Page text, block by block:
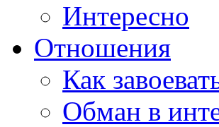
Интересно
Отношения
Как
Обман в